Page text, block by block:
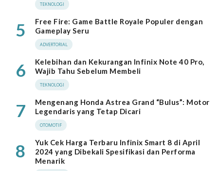
TEKNOLOGI
5
Free Fire: Game Battle Royale Populer dengan
Gameplay Seru
ADVERTORIAL
6
Kelebihan dan Kekurangan Infinix Note 40 Pro,
Wajib Tahu Sebelum Membeli
TEKNOLOGI
7
Mengenang Honda Astrea Grand “Bulus”: Motor
Legendaris yang Tetap Dicari
OTOMOTIF
8
Yuk Cek Harga Terbaru Infinix Smart 8 di April
2024 yang Dibekali Spesifikasi dan Performa
Menarik